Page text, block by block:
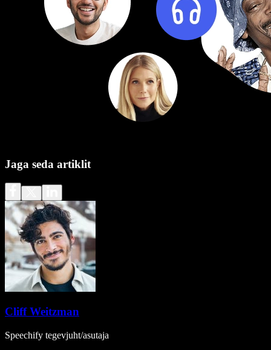
Jaga seda artiklit
Cliff Weitzman
Speechify tegevjuht/asutaja